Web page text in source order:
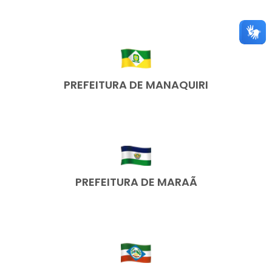
PREFEITURA DE MANAQUIRI
PREFEITURA DE MARAÃ